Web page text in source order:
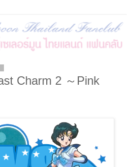
Charm 2 ～Pink